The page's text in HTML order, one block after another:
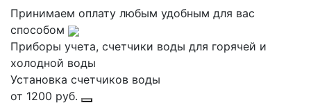
Принимаем оплату любым удобным для вас
способом
Приборы учета, счетчики воды для горячей и
холодной воды
Установка счетчиков воды
от 1200 руб.